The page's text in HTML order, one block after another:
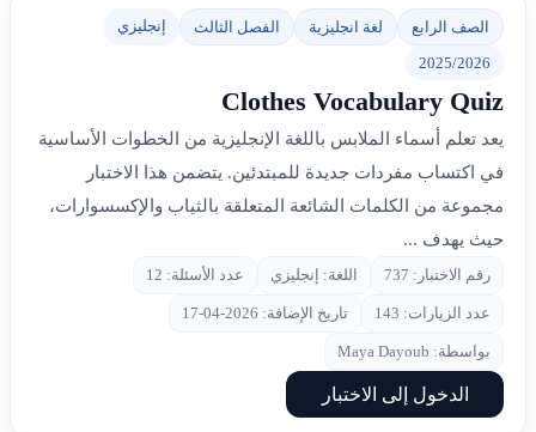
الصف الرابع لغة انجليزية الفصل الثالث إنجليزي
2025/2026
Clothes Vocabulary Quiz
يعد تعلم أسماء الملابس باللغة الإنجليزية من الخطوات الأساسية
في اكتساب مفردات جديدة للمبتدئين. يتضمن هذا الاختبار
مجموعة من الكلمات الشائعة المتعلقة بالثياب والإكسسوارات،
حيث يهدف ...
رقم الاختبار: 737 اللغة: إنجليزي عدد الأسئلة: 12
عدد الزيارات: 143 تاريخ الإضافة: 2026-04-17
بواسطة: Maya Dayoub
الدخول إلى الاختبار